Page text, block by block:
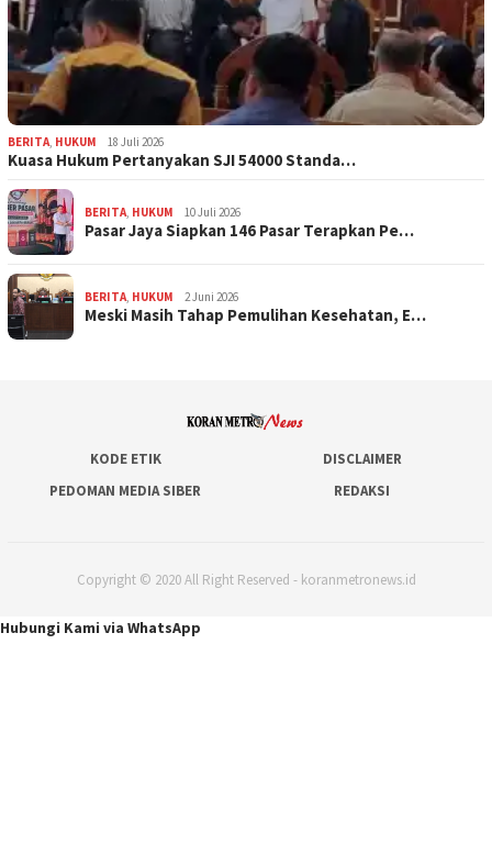
BERITA HUKUM 18 Juli 2026
Kuasa Hukum Pertanyakan SJI 54000 Standa…
BERITA HUKUM 10 Juli 2026
Pasar Jaya Siapkan 146 Pasar Terapkan Pe…
BERITA HUKUM 2 Juni 2026
Meski Masih Tahap Pemulihan Kesehatan, E…
KODE ETIK
DISCLAIMER
PEDOMAN MEDIA SIBER
REDAKSI
Copyright © 2020 All Right Reserved - koranmetronews.id
Hubungi Kami via WhatsApp